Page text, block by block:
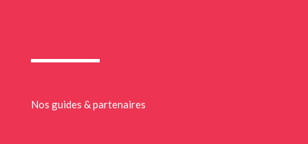
Nos guides & partenaires